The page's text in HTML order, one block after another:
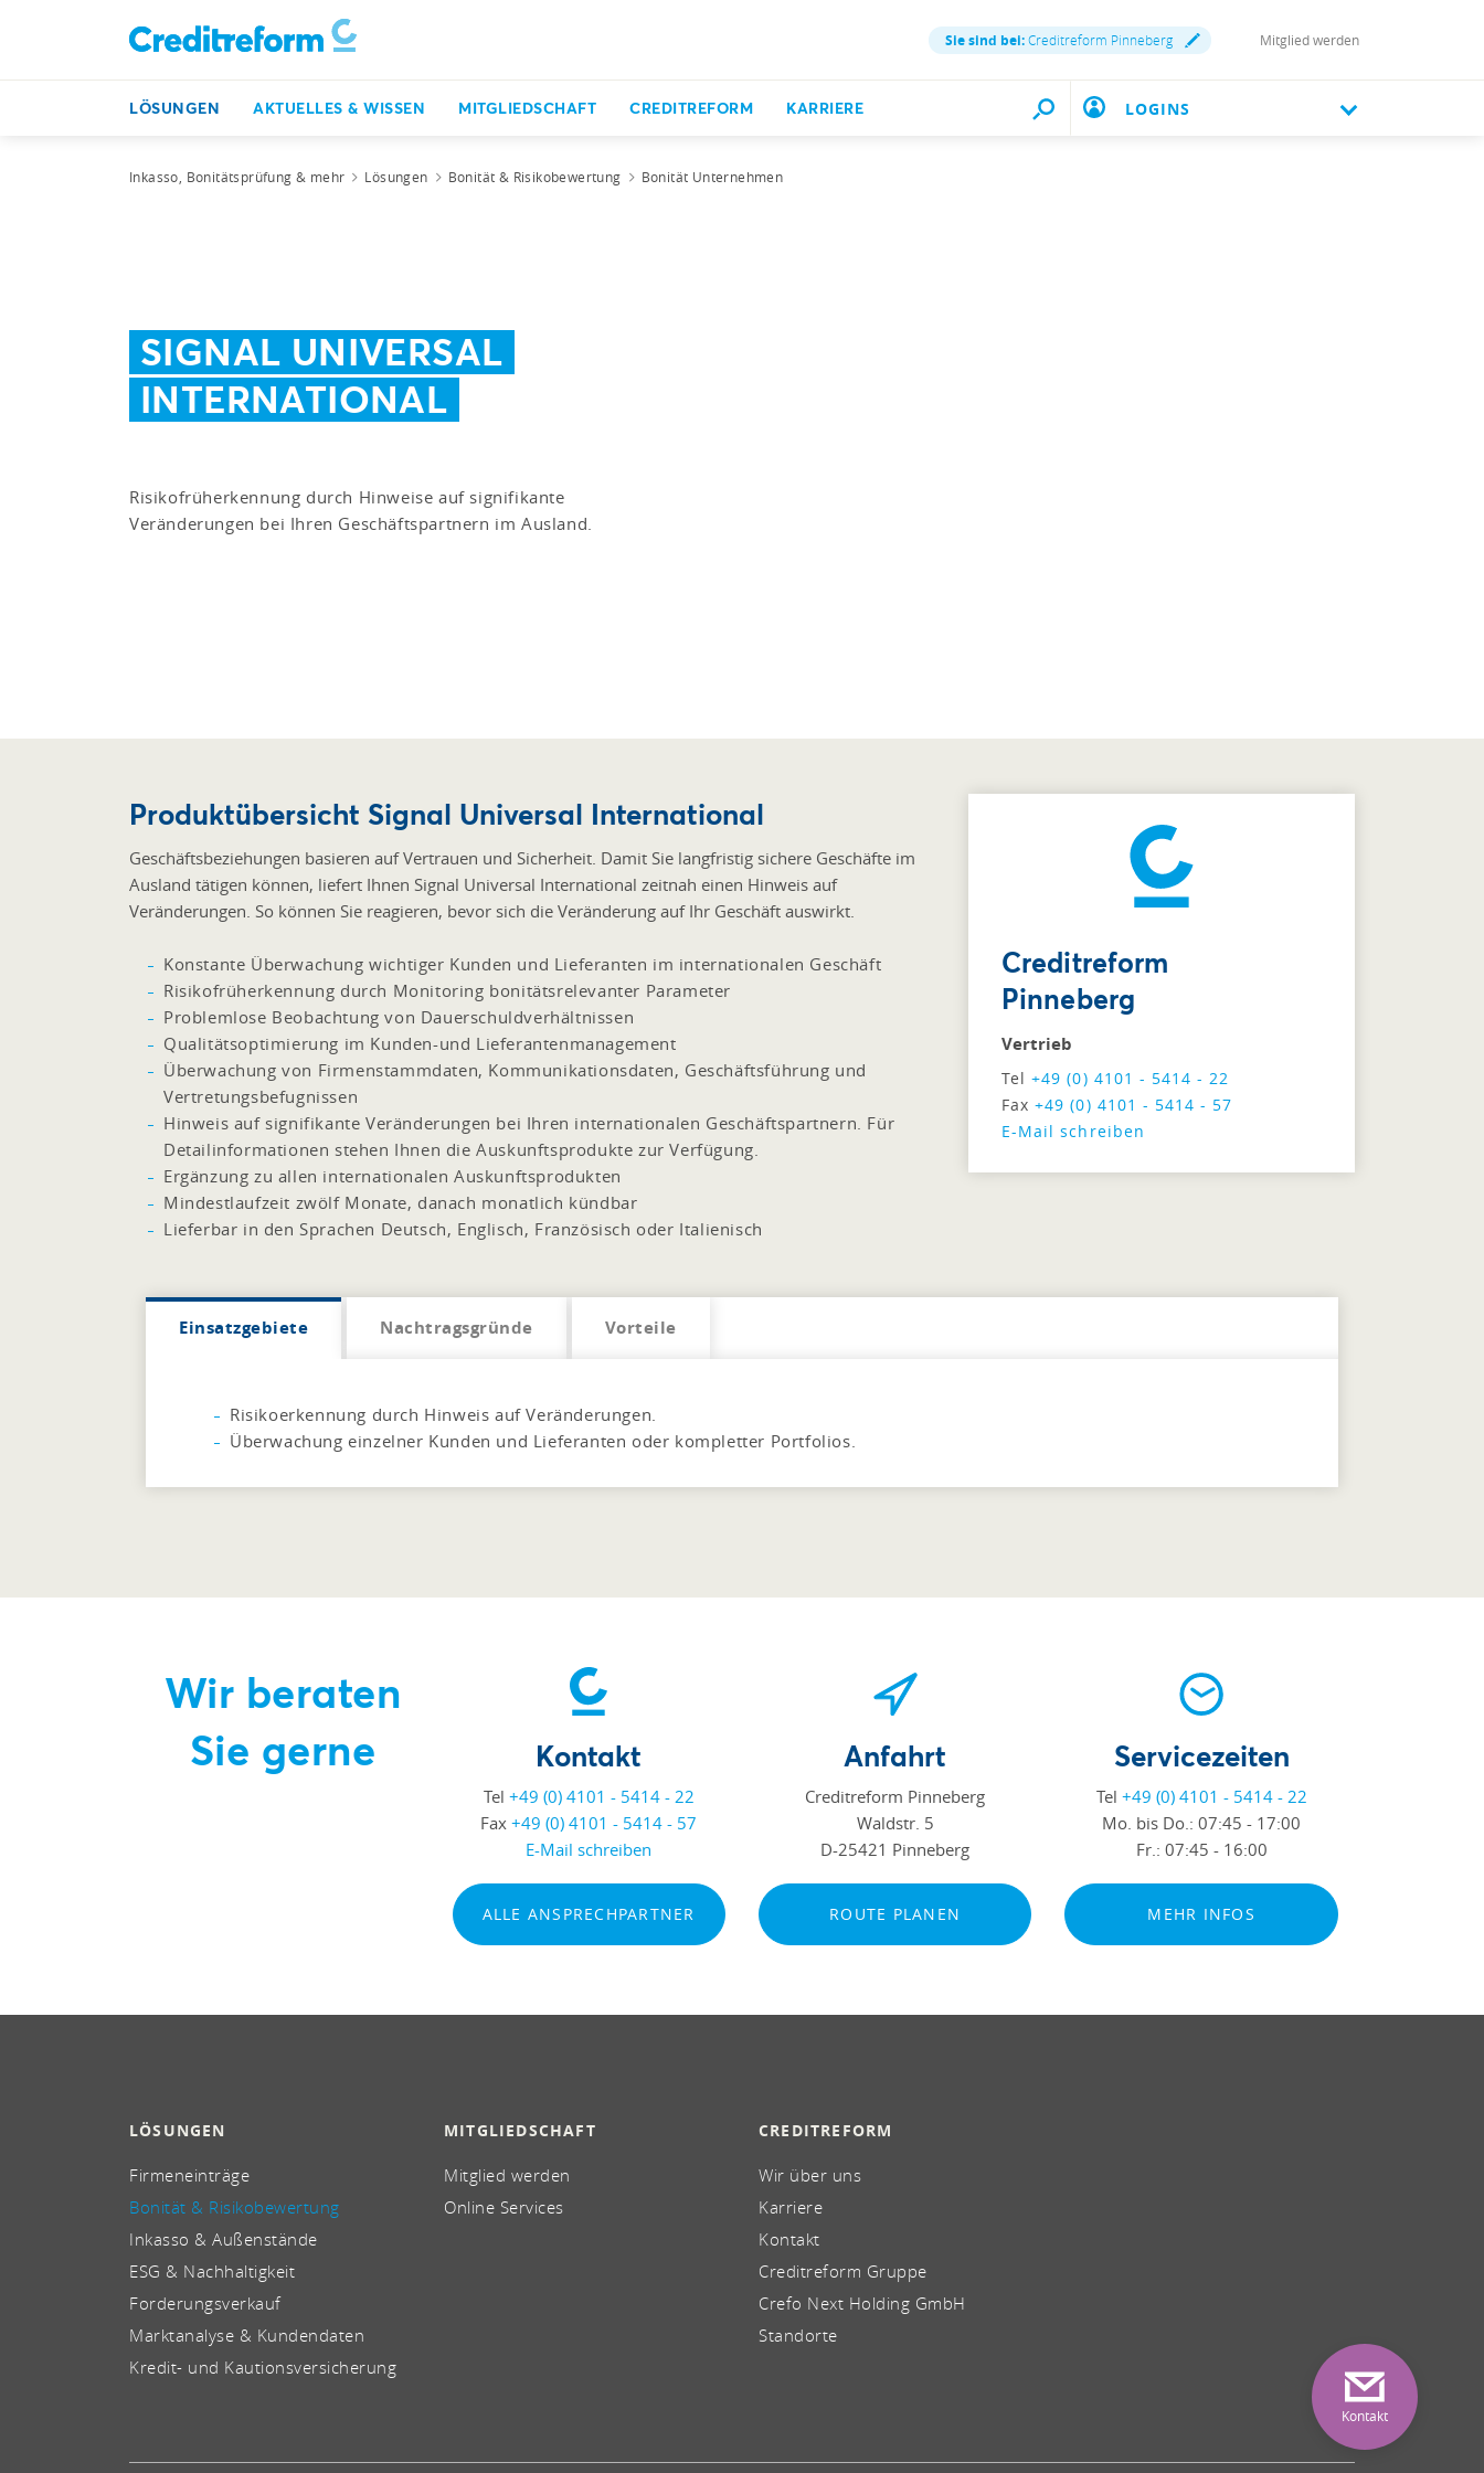
Sie sind bei:Creditreform Pinneberg Mitglied werden
LÖSUNGEN AKTUELLES & WISSEN MITGLIEDSCHAFT CREDITREFORM KARRIERE LOGINS
Inkasso, Bonitätsprüfung & mehr Lösungen Bonität & Risikobewertung Bonität Unternehmen
SIGNAL UNIVERSAL
INTERNATIONAL
Risikofrüherkennung durch Hinweise auf signifikante
Veränderungen bei Ihren Geschäftspartnern im Ausland.
Produktübersicht Signal Universal International
Geschäftsbeziehungen basieren auf Vertrauen und Sicherheit. Damit Sie langfristig sichere Geschäfte im
Ausland tätigen können, liefert Ihnen Signal Universal International zeitnah einen Hinweis auf
Veränderungen. So können Sie reagieren, bevor sich die Veränderung auf Ihr Geschäft auswirkt.
Konstante Überwachung wichtiger Kunden und Lieferanten im internationalen Geschäft
Risikofrüherkennung durch Monitoring bonitätsrelevanter Parameter
Problemlose Beobachtung von Dauerschuldverhältnissen
Qualitätsoptimierung im Kunden-und Lieferantenmanagement
Überwachung von Firmenstammdaten, Kommunikationsdaten, Geschäftsführung und
Vertretungsbefugnissen
Hinweis auf signifikante Veränderungen bei Ihren internationalen Geschäftspartnern. Für
Detailinformationen stehen Ihnen die Auskunftsprodukte zur Verfügung.
Ergänzung zu allen internationalen Auskunftsprodukten
Mindestlaufzeit zwölf Monate, danach monatlich kündbar
Lieferbar in den Sprachen Deutsch, Englisch, Französisch oder Italienisch
Creditreform
Pinneberg
Vertrieb
Tel+49 (0) 4101 - 5414 - 22
Fax+49 (0) 4101 - 5414 - 57
E-Mail schreiben
Einsatzgebiete Nachtragsgründe Vorteile
Risikoerkennung durch Hinweis auf Veränderungen.
Überwachung einzelner Kunden und Lieferanten oder kompletter Portfolios.
Wir beraten
Sie gerne
Kontakt
Tel +49 (0) 4101 - 5414 - 22
Fax+49 (0) 4101 - 5414 - 57
E-Mail schreiben
ALLE ANSPRECHPARTNER
Anfahrt
Creditreform Pinneberg
Waldstr. 5
D-25421 Pinneberg
ROUTE PLANEN
Servicezeiten
Tel +49 (0) 4101 - 5414 - 22
Mo. bis Do.:07:45 - 17:00
Fr.: 07:45 - 16:00
MEHR INFOS
LÖSUNGEN
Firmeneinträge
Bonität & Risikobewertung
Inkasso & Außenstände
ESG & Nachhaltigkeit
Forderungsverkauf
Marktanalyse & Kundendaten
Kredit- und Kautionsversicherung
MITGLIEDSCHAFT
Mitglied werden
Online Services
CREDITREFORM
Wir über uns
Karriere
Kontakt
Creditreform Gruppe
Crefo Next Holding GmbH
Standorte
Kontakt